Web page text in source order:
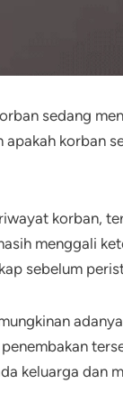
sedang
korban
korban,
menggali
sebelum
keluarga dan